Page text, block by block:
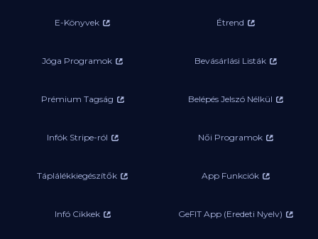
E-Könyvek Étrend
Jóga Programok Bevásárlási Listák
Prémium Tagság Belépés Jelszó Nélkül
Infók Stripe-ról Női Programok
Táplálékkiegészítők App Funkciók
Infó Cikkek GeFIT App (Eredeti Nyelv)